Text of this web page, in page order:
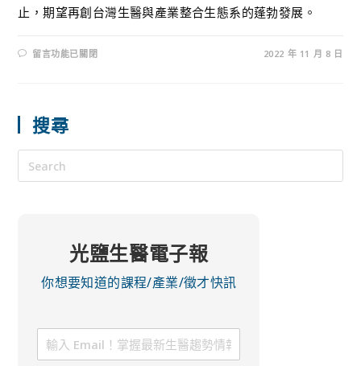
止，期望再創台灣生醫與產業整合生態系的蓬勃發展。
留言功能已關閉 2022 年 11 月 8 日
搜尋
光鹽生醫電子報
你想要知道的課程/產業/徵才快訊